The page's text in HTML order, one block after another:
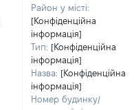
Район у місті:
[Конфіденційна
інформація]
Тип: [Конфіденційна
інформація]
Назва: [Конфіденційна
інформація]
Номер будинку/